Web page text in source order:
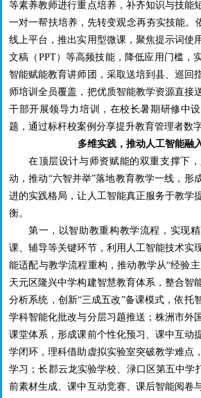
等素养教师进行重点培养，补齐知识与技能
一对一帮扶培养，先转变观念再夯实技能。
线上平台，推出实用型微课，聚焦提示词使
文稿（ PPT）等高频技能，降低应用门槛，
智能赋能教育讲师团，采取送培到县、巡回
师培训全员覆盖，把优质智能教学资源直接
干部开展领导力培训，在校长暑期研修中
题，通过标杆校案例分享提升教育管理者数
多维实践，推动人工智能融
在顶层设计与师资赋能的双重支撑下
动，推动“六智并举”落地教育教学一线，形
进的实践格局，让人工智能真正服务于教学
衡。
第一，以智助教重构教学流程，实现
课、辅导等关键环节，利用人工智能技术实
能适配与教学流程重构，推动教学从“经验
天元区隆兴中学构建智慧教育体系，整合智
分析系统，创新“三成五改”备课模式，依托
学科智能化批改与分层习题推送；株洲市外
课堂体系，形成课前个性化预习、课中互动
学闭环，理科借助虚拟实验室突破教学难点
学习；长郡云龙实验学校、渌口区第五中学
前素材生成、课中互动竞赛、课后智能阅卷